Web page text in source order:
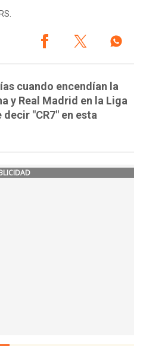
cuando encendían la
y Real Madrid en la Liga
"CR7" en esta